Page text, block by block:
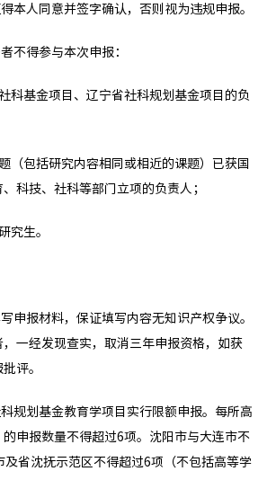
本人同意并签字确认，否则视为违规申报。
不得参与本次申报：
科基金项目、辽宁省社科规划基金项目的负
（包括研究内容相同或相近的课题）已获国
科技、社科等部门立项的负责人；
究生。
申报材料，保证填写内容无知识产权争议。
一经发现查实，取消三年申报资格，如获
评。
规划基金教育学项目实行限额申报。每所高
申报数量不得超过6项。沈阳市与大连市不
及省沈抚示范区不得超过6项（不包括高等学